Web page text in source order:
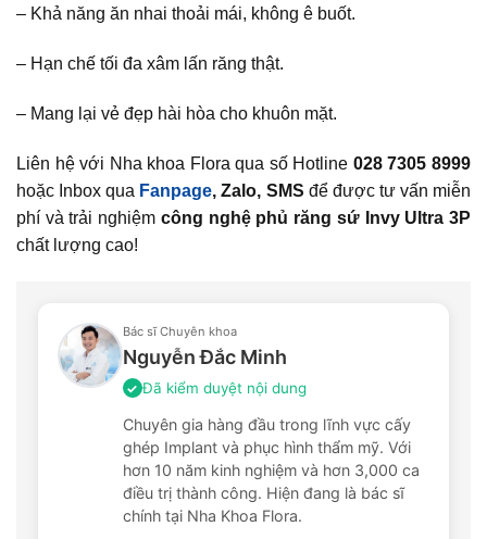
– Khả năng ăn nhai thoải mái, không ê buốt.
– Hạn chế tối đa xâm lấn răng thật.
– Mang lại vẻ đẹp hài hòa cho khuôn mặt.
Liên hệ với Nha khoa Flora qua số Hotline 028 7305 8999
hoặc Inbox qua Fanpage, Zalo, SMS để được tư vấn miễn
phí và trải nghiệm công nghệ phủ răng sứ Invy Ultra 3P
chất lượng cao!
Bác sĩ Chuyên khoa
Nguyễn Đắc Minh
✓ Đã kiểm duyệt nội dung
Chuyên gia hàng đầu trong lĩnh vực cấy
ghép Implant và phục hình thẩm mỹ. Với
hơn 10 năm kinh nghiệm và hơn 3,000 ca
điều trị thành công. Hiện đang là bác sĩ
chính tại Nha Khoa Flora.